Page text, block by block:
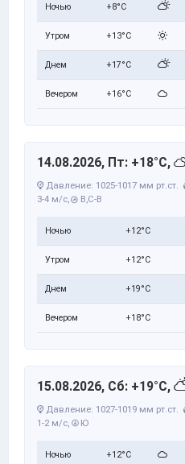
Ночью +8°C
Утром +13°C
Днем +17°C
Вечером +16°C
14.08.2026, Пт: +18°C,
Давление: 1025-1017 мм рт.ст.
3-4 м/с,
В,С-В
Ночью +12°C
Утром +12°C
Днем +19°C
Вечером +18°C
15.08.2026, Сб: +19°C,
Давление: 1027-1019 мм рт.ст.
1-2 м/с, Ю
Ночью +12°C